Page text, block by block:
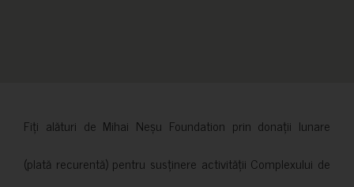
Fiți alături de Mihai Neșu Foundation prin donații lunare
(plată recurentă) pentru susținere activității Complexului de